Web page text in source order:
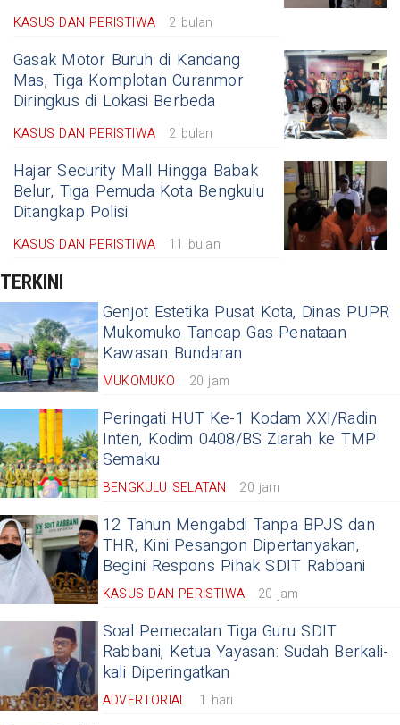
KASUS DAN PERISTIWA 2 bulan
Gasak Motor Buruh di Kandang
Mas, Tiga Komplotan Curanmor
Diringkus di Lokasi Berbeda
KASUS DAN PERISTIWA 2 bulan
Hajar Security Mall Hingga Babak
Belur, Tiga Pemuda Kota Bengkulu
Ditangkap Polisi
KASUS DAN PERISTIWA 11 bulan
TERKINI
Genjot Estetika Pusat Kota, Dinas PUPR
Mukomuko Tancap Gas Penataan
Kawasan Bundaran
MUKOMUKO 20 jam
Peringati HUT Ke-1 Kodam XXI/Radin
Inten, Kodim 0408/BS Ziarah ke TMP
Semaku
BENGKULU SELATAN 20 jam
12 Tahun Mengabdi Tanpa BPJS dan
THR, Kini Pesangon Dipertanyakan,
Begini Respons Pihak SDIT Rabbani
KASUS DAN PERISTIWA 20 jam
Soal Pemecatan Tiga Guru SDIT
Rabbani, Ketua Yayasan: Sudah Berkali-
kali Diperingatkan
ADVERTORIAL 1 hari